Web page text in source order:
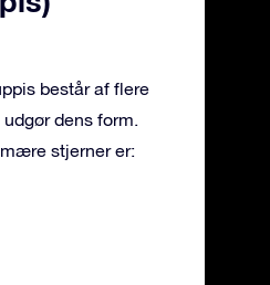
består af flere
dens form.
stjerner er: